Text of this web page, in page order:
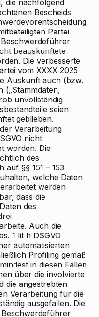
die nachfolgend
Bescheids
Partei
beauskunftete
Die verbesserte
vom XXXX 2025
Auskunft auch (bzw.
(„Stammdaten,
unvollständig
seien
geblieben.
Verarbeitung
nicht
worden. Die
des
auf §§ 151 – 153
welche Daten
werden
dass die
des
Auch die
1 lit h DSGVO
automatisierten
Profiling gemäß
in diesen Fällen
über die involvierte
die angestrebten
Verarbeitung für die
ausgefallen. Die
Beschwerdeführer